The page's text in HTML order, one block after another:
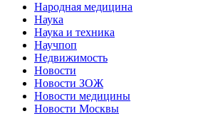
Народная медицина
Наука
Наука и техника
Научпоп
Недвижимость
Новости
Новости ЗОЖ
Новости медицины
Новости Москвы